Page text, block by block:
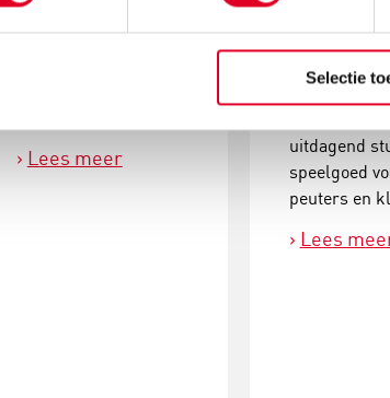
Selectie
mee. Tover het najaar
op de kralenplank
Lees meer
eenvoud is een
uitdagend
speelgoed
peuters en
Lees